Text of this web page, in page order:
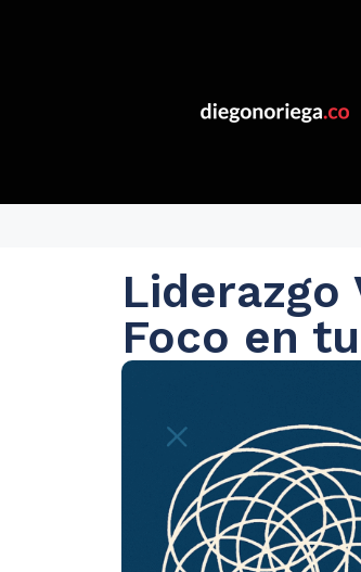
Liderazgo
Foco en